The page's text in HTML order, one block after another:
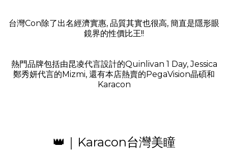
台灣Con除了出名經濟實惠, 品質其實也很高, 簡直是隱形眼
鏡界的性價比王!!
熱門品牌包括由昆凌代言設計的Quinlivan 1 Day, Jessica
鄭秀妍代言的Mizmi, 還有本店熱賣的PegaVision晶碩和
Karacon
👑｜Karacon台灣美瞳